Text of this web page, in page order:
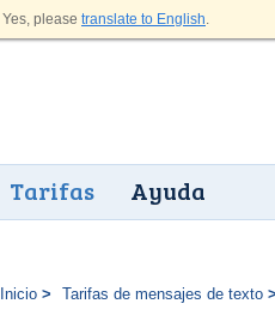
Yes, please translate to English.
Tarifas Ayuda
Inicio Tarifas de mensajes de texto